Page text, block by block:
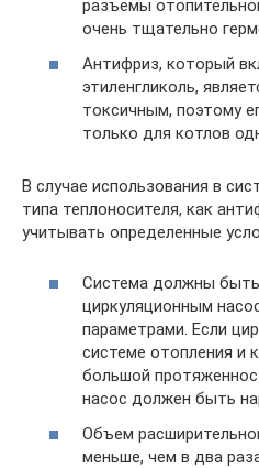
разъемы
очень тщательно
Антифриз, который
этиленгликоль,
токсичным, поэтому
только для котлов
В случае использования в
типа теплоносителя, как
учитывать определенные
Система должны
циркуляционным
параметрами. Если
системе отопления и
большой
насос должен быть
Объем
меньше, чем в два